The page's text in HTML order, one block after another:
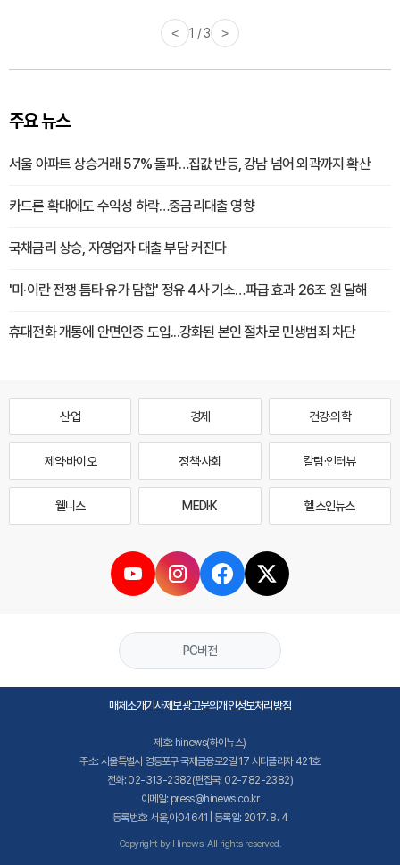
< 1 / 3 >
주요 뉴스
서울 아파트 상승거래 57% 돌파…집값 반등, 강남 넘어 외곽까지 확산
카드론 확대에도 수익성 하락…중금리대출 영향
국채금리 상승, 자영업자 대출 부담 커진다
'미·이란 전쟁 틈타 유가 담합' 정유 4사 기소…파급 효과 26조 원 달해
휴대전화 개통에 안면인증 도입...강화된 본인 절차로 민생범죄 차단
산업 경제 건강·의학
제약·바이오 정책·사회 칼럼·인터뷰
웰니스 MEDI·K 헬스인뉴스
PC버전
매체소개기사제보광고문의개인정보처리방침
제호: hinews(하이뉴스)
주소: 서울특별시 영등포구 국제금융로2길 17 시티플라자 421호
전화: 02-313-2382(편집국: 02-782-2382)
이메일: press@hinews.co.kr
등록번호: 서울,아04641 | 등록일: 2017. 8. 4
Copyright by Hinews. All rights reserved.